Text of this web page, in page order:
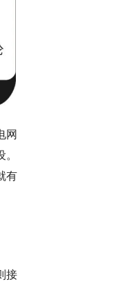
网
有
接